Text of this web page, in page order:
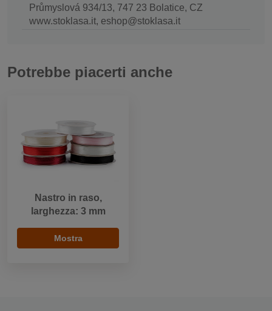
Průmyslová 934/13, 747 23 Bolatice, CZ
www.stoklasa.it, eshop@stoklasa.it
Potrebbe piacerti anche
Nastro in raso,
larghezza: 3 mm
Mostra